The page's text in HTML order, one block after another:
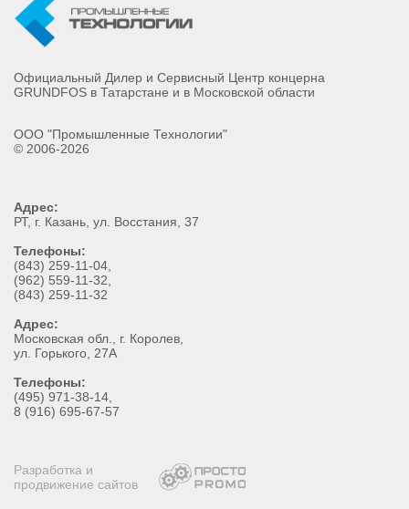
Официальный Дилер и Сервисный Центр концерна
GRUNDFOS в Татарстане и в Московской области
ООО "Промышленные Технологии"
© 2006-2026
Адрес:
РТ, г. Казань ул. Восстания, 37
Телефоны:
(843) 259-11-04
(962) 559-11-32
(843) 259-11-32
Адрес:
Московская обл., г. Королев,
ул. Горького, 27А
Телефоны:
(495) 971-38-14,
8 (916) 695-67-57
Разработка и
продвижение сайтов